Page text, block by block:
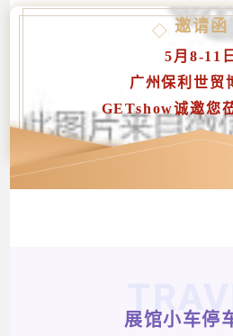
邀请函
5月8-11日
广州保利世贸
GETshow诚邀您
展馆小车停